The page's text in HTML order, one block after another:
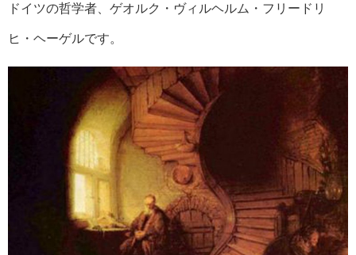
ドイツの哲学者、ゲオルク・ヴィルヘルム・フリードリ
ヒ・ヘーゲルです。